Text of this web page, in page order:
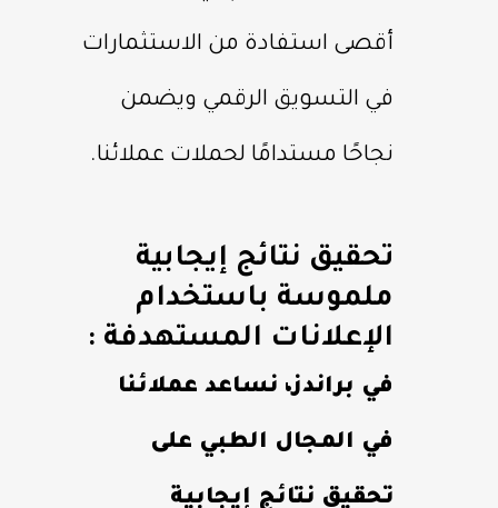
أقصى استفادة من الاستثمارات
في التسويق الرقمي ويضمن
نجاحًا مستدامًا لحملات عملائنا.
تحقيق نتائج إيجابية
ملموسة باستخدام
الإعلانات المستهدفة :
في براندز، نساعد عملائنا
في المجال الطبي على
تحقيق نتائج إيجابية